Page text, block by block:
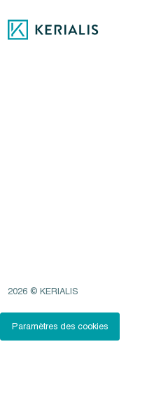
2026 © KERIALIS
Paramètres des cookies